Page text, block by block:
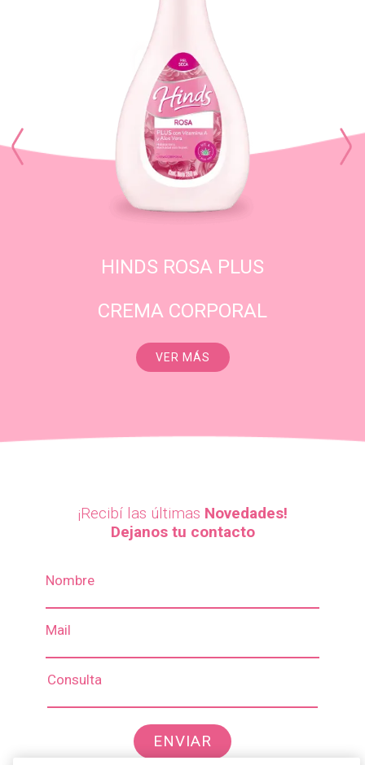
HINDS ROSA PLUS
CREMA CORPORAL
VER MÁS
¡Recibí las últimas Novedades!
Dejanos tu contacto
Nombre
Mail
Consulta
ENVIAR